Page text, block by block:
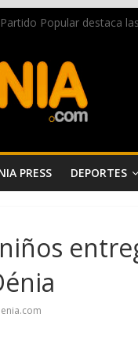
Partido Popular destaca
XII Festival de Jazz de
Moros y Cristianos 2026
nueva campaña anima
PRESS DEPORTES